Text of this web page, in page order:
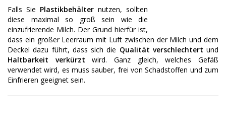
Falls Sie Plastikbehälter nutzen, sollten
diese maximal so groß sein wie die
einzufrierende Milch. Der Grund hierfür ist,
dass ein großer Leerraum mit Luft zwischen der Milch und dem
Deckel dazu führt, dass sich die Qualität verschlechtert und
Haltbarkeit verkürzt wird. Ganz gleich, welches Gefäß
verwendet wird, es muss sauber, frei von Schadstoffen und zum
Einfrieren geeignet sein.